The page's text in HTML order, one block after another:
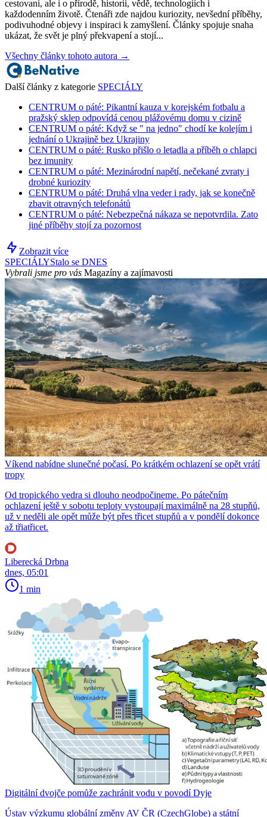
cestovani, ale i o přírodě, historii, vědě, technologiích i
každodenním životě. Čtenáři zde najdou kuriozity, nevšední příběhy,
podivuhodné objevy i inspiraci k zamyšlení. Články spojuje snaha
ukázat, že svět je plný překvapení a stojí...
Všechny články tohoto autora →
Další články z kategorie SPECIÁLY
CENTRUM o páté: Pikantní kauza v korejském fotbalu a
pražský sklep odpovídá cenou plážovému domu v cizině
CENTRUM o páté: Když se " na jedno" chodí ke kolejím i
jednání o Ukrajině bez Ukrajiny
CENTRUM o páté: Rusko přišlo o letadla a příběh o chlapci
bez imunity
CENTRUM o páté: Mezinárodní napětí, nečekané zvraty i
drobné kuriozity
CENTRUM o páté: Druhá vlna veder i rady, jak se konečně
zbavit otravných telefonátů
CENTRUM o páté: Nebezpečná nákaza se nepotvrdila. Zato
jiné příběhy stojí za pozornost
Zobrazit více
SPECIÁLYStalo se DNES
Vybrali jsme pro vás Magazíny a zajímavosti
Víkend nabídne slunečné počasí. Po krátkém ochlazení se opět vrátí
tropy
Od tropického vedra si dlouho neodpočineme. Po pátečním
ochlazení ještě v sobotu teploty vystoupají maximálně na 28 stupňů,
už v neděli ale opět může být přes třicet stupňů a v pondělí dokonce
až třiatřicet.
Liberecká Drbna
dnes, 05:01
1 min
Digitální dvojče pomůže zachránit vodu v povodí Dyje
Ústav výzkumu globální změny AV ČR (CzechGlobe) a státní